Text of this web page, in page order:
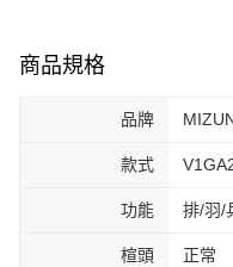
易，需依本服務之必要範圍內提
權轉讓予恩沛科技股份有限公司
https://aftee.tw/terms/#terms3
「AFTEE先享後付」，若未經
４．使用「AFTEE先享後付」
請求用戶進行身份認證。
商品規格
品牌
款式
功能 排/羽/
楦頭 正常